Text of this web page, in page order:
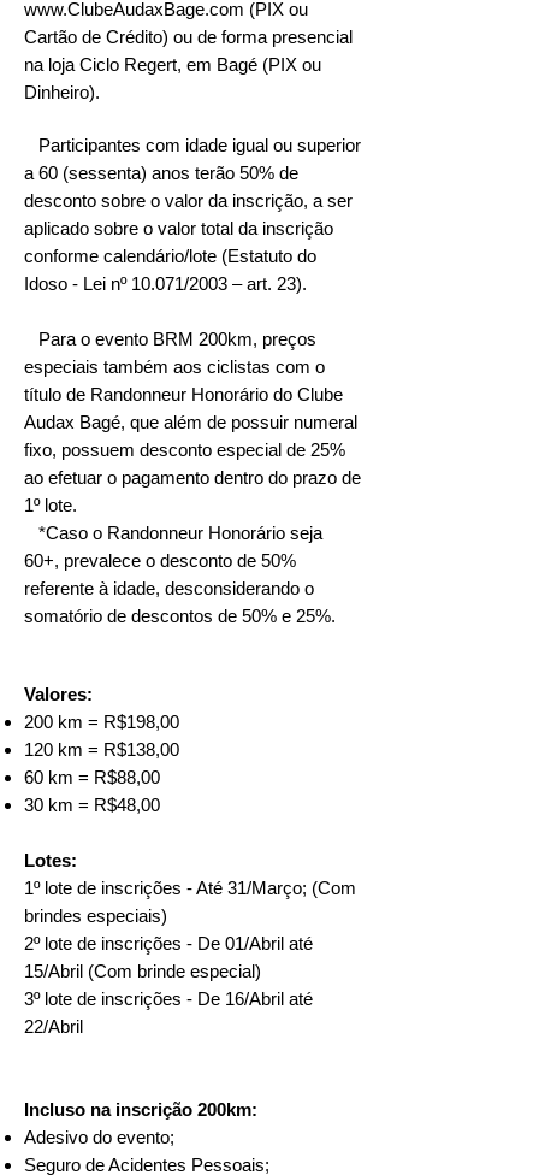
www.ClubeAudaxBage.com (PIX ou
Cartão de Crédito) ou de forma presencial
na loja Ciclo Regert, em Bagé (PIX ou
Dinheiro).​
Participantes com idade igual ou superior
a 60 (sessenta) anos terão 50% de
desconto sobre o valor da inscrição, a ser
aplicado sobre o valor total da inscrição
conforme calendário/lote (Estatuto do
Idoso - Lei nº 10.071/2003 – art. 23).
Para o evento BRM 200km, preços
especiais também aos ciclistas com o
título de Randonneur Honorário do Clube
Audax Bagé, que além de possuir numeral
fixo, possuem desconto especial de 25%
ao efetuar o pagamento dentro do prazo de
1º lote.
*Caso o Randonneur Honorário seja
60+, prevalece o desconto de 50%
referente à idade, desconsiderando o
somatório de descontos de 50% e 25%.
Valores:
200 km = R$198,00
120 km = R$138,00
60 km = R$88,00
30 km = R$48,00
Lotes:
1º lote de inscrições - Até 31/Março; (Com
brindes especiais)
2º lote de inscrições - De 01/Abril até
15/Abril (Com brinde especial)​
3º lote de inscrições - De 16/Abril até
22/Abril
Incluso na inscrição 200km:
Adesivo do evento;
Seguro de Acidentes Pessoais;